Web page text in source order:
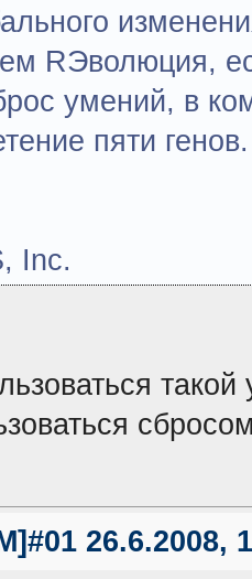
RЭволюция,
умений, в
пяти генов.
Inc.
26.6.2008,